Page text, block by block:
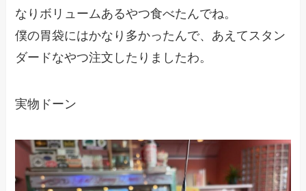
なりボリュームあるやつ食べたんでね。
僕の胃袋にはかなり多かったんで、あえてスタン
ダードなやつ注文したりましたわ。
実物ドーン